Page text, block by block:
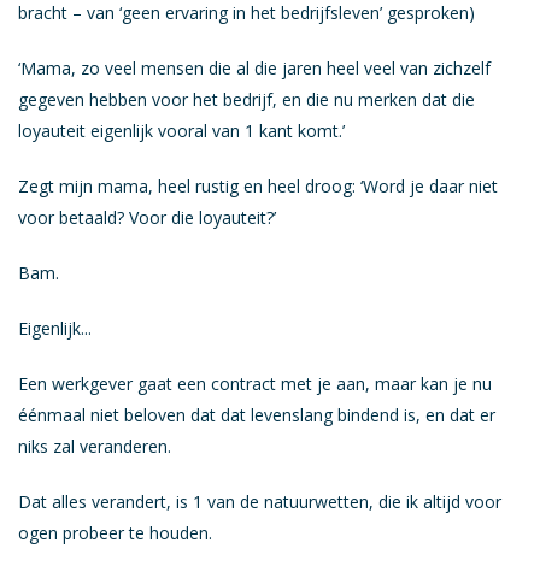
bracht – van ‘geen ervaring in het bedrijfsleven’ gesproken)
‘Mama, zo veel mensen die al die jaren heel veel van zichzelf
gegeven hebben voor het bedrijf, en die nu merken dat die
loyauteit eigenlijk vooral van 1 kant komt.’
Zegt mijn mama, heel rustig en heel droog: ‘Word je daar niet
voor betaald? Voor die loyauteit?’
Bam.
Eigenlijk...
Een werkgever gaat een contract met je aan, maar kan je nu
éénmaal niet beloven dat dat levenslang bindend is, en dat er
niks zal veranderen.
Dat alles verandert, is 1 van de natuurwetten, die ik altijd voor
ogen probeer te houden.